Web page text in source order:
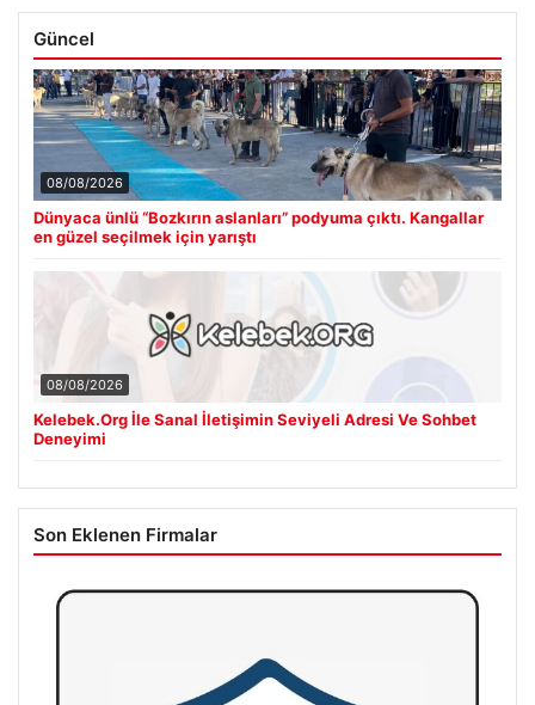
Güncel
08/08/2026
Dünyaca ünlü “Bozkırın aslanları” podyuma çıktı. Kangallar
en güzel seçilmek için yarıştı
08/08/2026
Kelebek.Org İle Sanal İletişimin Seviyeli Adresi Ve Sohbet
Deneyimi
Son Eklenen Firmalar